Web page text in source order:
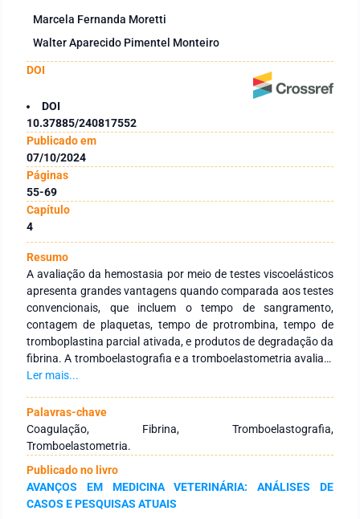
Marcela Fernanda Moretti
Walter Aparecido Pimentel Monteiro
DOI
DOI
10.37885/240817552
Publicado em
07/10/2024
Páginas
55-69
Capítulo
4
Resumo
A avaliação da hemostasia por meio de testes viscoelásticos
apresenta grandes vantagens quando comparada aos testes
convencionais, que incluem o tempo de sangramento,
contagem de plaquetas, tempo de protrombina, tempo de
tromboplastina parcial ativada, e produtos de degradação da
fibrina. A tromboelastografia e a tromboelastometria avaliam
as interações entre os fatores, inibidores e componentes
método que gera uma representação gráfica da formação e
eliminação do coágulo sanguíneo, assim como permite
analisar suas características viscoelásticas, ao contrário dos
testes convencionais. Embora sejam técnicas que geram
muitos dados para avaliação da hemostasia, há poucos
relatos de seu uso em Medicina Veterinária. Desse modo,
objetivou-se com o presente trabalho realizar uma revisão
Ler mais...
Palavras-chave
Coagulação, Fibrina, Tromboelastografia,
Tromboelastometria.
Publicado no livro
AVANÇOS EM MEDICINA VETERINÁRIA: ANÁLISES DE
CASOS E PESQUISAS ATUAIS